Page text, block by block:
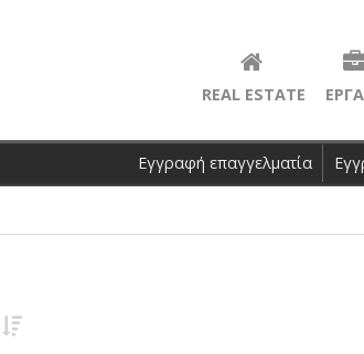
REAL ESTATE
Εγγραφή επαγγελματία